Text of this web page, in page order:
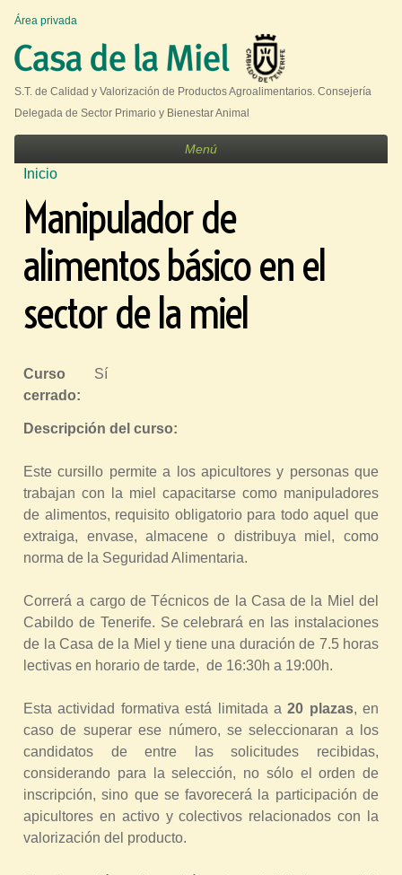
S.T. de Calidad y Valorización de Productos Agroalimentarios. Consejería
Delegada de Sector Primario y Bienestar Animal
U
s
e
r
m
e
Área privada
Menú
S
e
e
n
c
u
n
t
r
u
s
t
e
a
q
u
í
Inicio
Manipulador de
alimentos básico en el
sector de la miel
Curso
cerrado:
Sí
Descripción del curso:
Este cursillo permite a los apicultores y personas que
trabajan con la miel capacitarse como manipuladores
de alimentos, requisito obligatorio para todo aquel que
extraiga, envase, almacene o distribuya miel, como
norma de la Seguridad Alimentaria.
Correrá a cargo de Técnicos de la Casa de la Miel del
Cabildo de Tenerife. Se celebrará en las instalaciones
de la Casa de la Miel y tiene una duración de 7.5 horas
lectivas en horario de tarde, de 16:30h a 19:00h.
Esta actividad formativa está limitada a20 plazas, en
caso de superar ese número, se seleccionaran a los
candidatos de entre las solicitudes recibidas,
considerando para la selección, no sólo el orden de
inscripción, sino que se favorecerá la participación de
apicultores en activo y colectivos relacionados con la
valorización del producto.